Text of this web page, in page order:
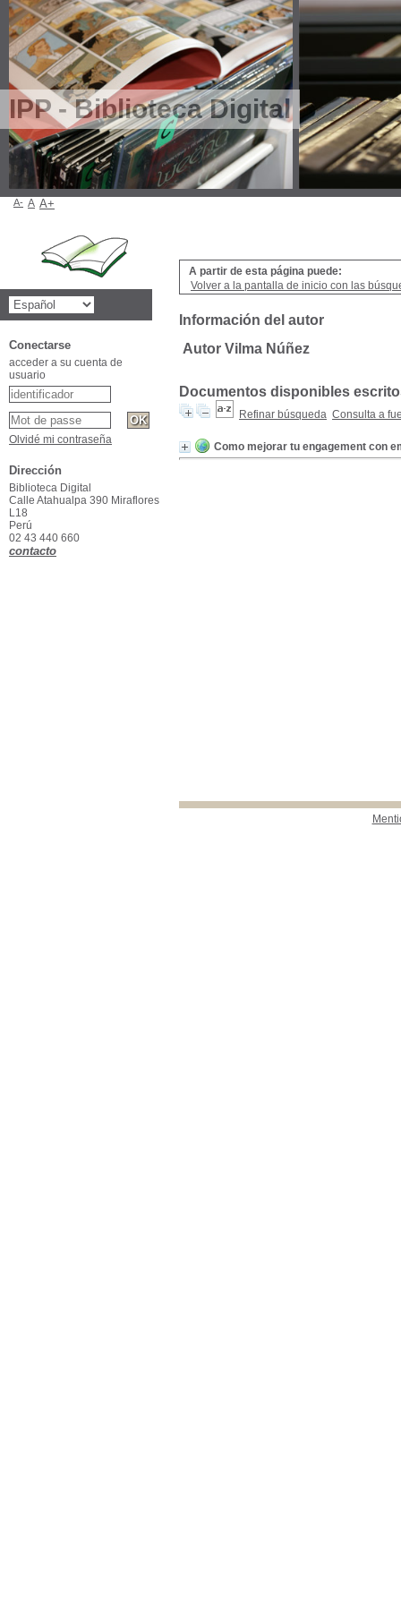
IPP - Biblioteca Digital
A partir de esta página puede:
Volver a la pantalla de inicio con las
Información del autor
Autor Vilma Núñez
Documentos disponibles
Refinar búsqueda Consulta a
Como mejorar tu engagement con
A- A A+
Conectarse
acceder a su cuenta de
usuario
Olvidé mi contraseña
Dirección
Biblioteca Digital
Calle Atahualpa 390 Miraflores
L18
Perú
02 43 440 660
contacto